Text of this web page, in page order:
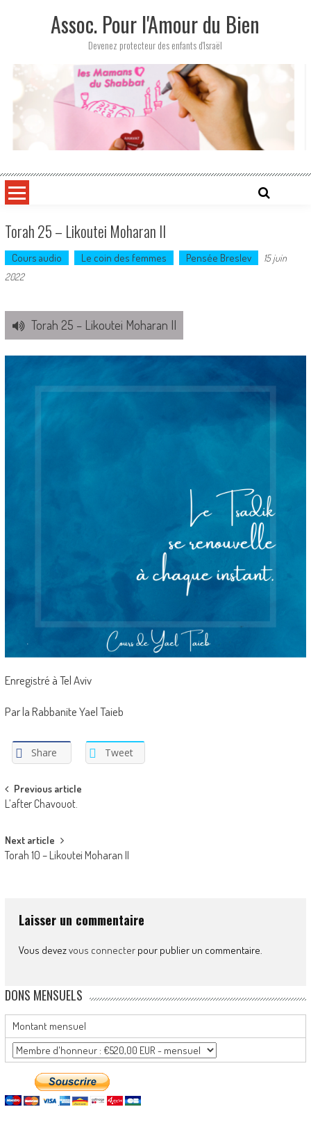
Assoc. Pour l'Amour du Bien
Devenez protecteur des enfants d'Israël
Torah 25 – Likoutei Moharan II
Cours audio Le coin des femmes Pensée Breslev
15 juin
2022
Torah 25 – Likoutei Moharan II
Enregistré à Tel Aviv
Par la Rabbanite Yael Taieb
Share Tweet
Post
navigation
Previous article
L’after Chavouot.
Next article
Torah 10 – Likoutei Moharan II
Laisser un commentaire
Vous devezvous connecterpour publier un commentaire.
DONS MENSUELS
Montant mensuel